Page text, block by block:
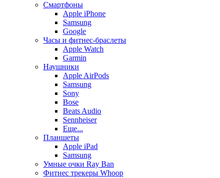
Смартфоны
Apple iPhone
Samsung
Google
Часы и фитнес-браслеты
Apple Watch
Garmin
Наушники
Apple AirPods
Samsung
Sony
Bose
Beats Audio
Sennheiser
Еще...
Планшеты
Apple iPad
Samsung
Умные очки Ray Ban
Фитнес трекеры Whoop